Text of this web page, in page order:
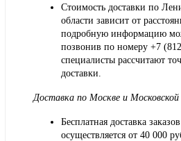
Стоимость доставки по
области зависит от
подробную информацию
позвонив по номеру +7
специалисты рассчитают
доставки.
Доставка по Москве и
Бесплатная доставка
осуществляется от 40 000